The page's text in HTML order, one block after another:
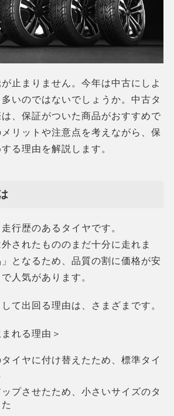
止まりません。今年は中古にしよ
いのではないでしょうか。中古タ
、保証がついた商品がおすすめで
リットや注意点を考えながら、保
る理由を解説します。
行歴のあるタイヤです。
されたもののまだ十分に走れま
となるため、品質の割に価格が安
人気があります。
て出回る理由は、さまざまです。
れる理由＞
イヤに付け替えたため、標準タイ
プさせたため、小さいサイズのタ